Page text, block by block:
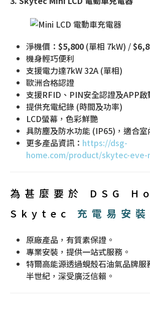
淨機價： $5,800 (單相 7kW) /
機身輕巧便利
支援電力達7kW 32A (單相)
歐洲合格認證
支援RFID、PIN安全認證及APP啟
提供充電紀錄 (時間及功率)
LCD螢幕，色彩鮮艷
具防塵及防水功能 (IP65)，適合
更多產品資訊： https://dsg-
home.com/product/skytec-eve-
為甚麼要於 DSG
Skytec 充電易安裝
原廠產品，有質素保證。
專業安裝，提供一站式服務。
特爾高能源透過蜆殼石油氣品牌服
半世紀，深受廣泛信賴。